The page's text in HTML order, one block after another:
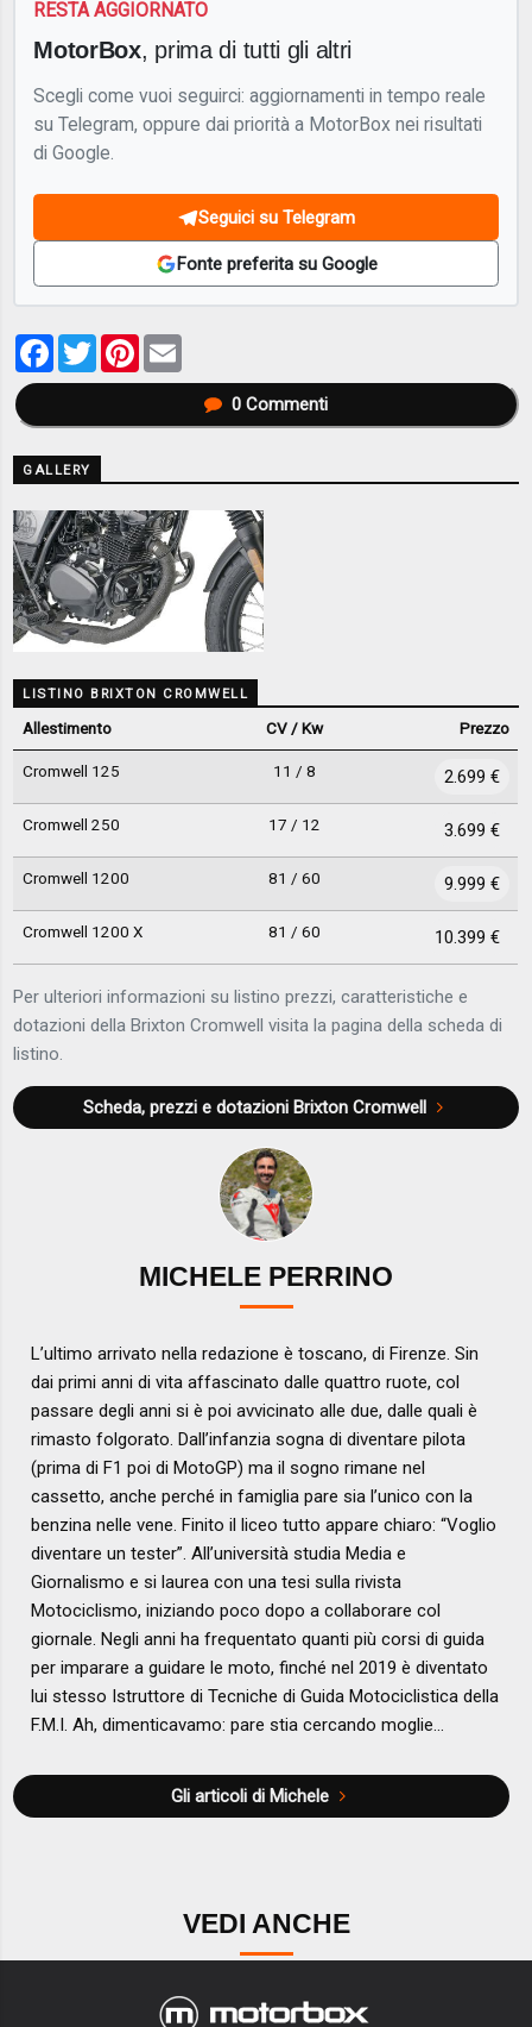
RESTA AGGIORNATO
MotorBox, prima di tutti gli altri
Scegli come vuoi seguirci: aggiornamenti in tempo reale
su Telegram, oppure dai priorità a MotorBox nei risultati
di Google.
Seguici su Telegram
Fonte preferita su Google
Facebook
TwitterPinterest
0Commenti
GALLERY
LISTINO BRIXTON CROMWELL
Allestimento CV / Kw Prezzo
Cromwell 125 11 / 8 2.699 €
Cromwell 250 17 / 12 3.699 €
Cromwell 1200 81 / 60 9.999 €
Cromwell 1200 X 81 / 60 10.399 €
Per ulteriori informazioni su listino prezzi, caratteristiche e
dotazioni della Brixton Cromwell visita la pagina della scheda di
listino.
Scheda, prezzi e dotazioni Brixton Cromwell
MICHELE PERRINO
L’ultimo arrivato nella redazione è toscano, di Firenze. Sin
dai primi anni di vita affascinato dalle quattro ruote, col
passare degli anni si è poi avvicinato alle due, dalle quali è
rimasto folgorato. Dall’infanzia sogna di diventare pilota
(prima di F1 poi di MotoGP) ma il sogno rimane nel
cassetto, anche perché in famiglia pare sia l’unico con la
benzina nelle vene. Finito il liceo tutto appare chiaro: “Voglio
diventare un tester”. All’università studia Media e
Giornalismo e si laurea con una tesi sulla rivista
Motociclismo, iniziando poco dopo a collaborare col
giornale. Negli anni ha frequentato quanti più corsi di guida
per imparare a guidare le moto, finché nel 2019 è diventato
lui stesso Istruttore di Tecniche di Guida Motociclistica della
F.M.I. Ah, dimenticavamo: pare stia cercando moglie…
Gli articoli di Michele
VEDI ANCHE